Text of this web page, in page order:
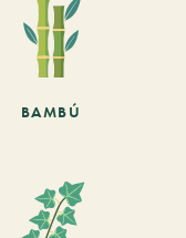
BAMBÚ